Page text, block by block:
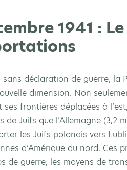
1941 :
sans déclaration de guerre, la
dimension. Non
frontières déplacées à
Juifs que l’Allemagne (3,2
les Juifs polonais vers
d’Amérique du nord.
de guerre, les moyens de